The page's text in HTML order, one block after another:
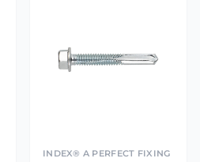
INDEX® A PERFECT FIXING